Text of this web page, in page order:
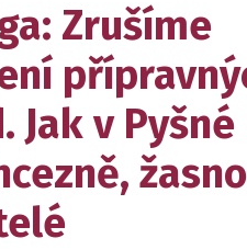
Zrušíme
Jak v Pyšné